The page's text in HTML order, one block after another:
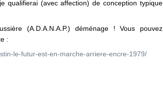
qualifierai (avec affection) de conception typique
(A.D.A.N.A.P.) déménage ! Vous pouvez
:
le-futur-est-en-marche-arriere-encre-1979/